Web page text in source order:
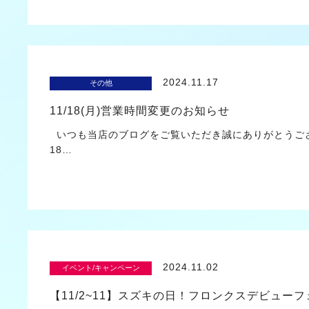
その他 2024.11.17
11/18(月)営業時間変更のお知らせ
いつも当店のブログをご覧いただき誠にありがとう
18…
イベント/キャンペーン 2024.11.02
【11/2~11】スズキの日！フロンクスデビューフ